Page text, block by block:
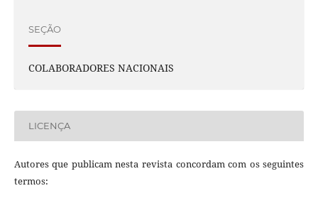
SEÇÃO
COLABORADORES NACIONAIS
LICENÇA
Autores que publicam nesta revista concordam com os seguintes
termos: